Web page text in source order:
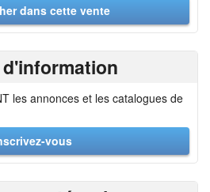
les annonces et les catalogues de
vous